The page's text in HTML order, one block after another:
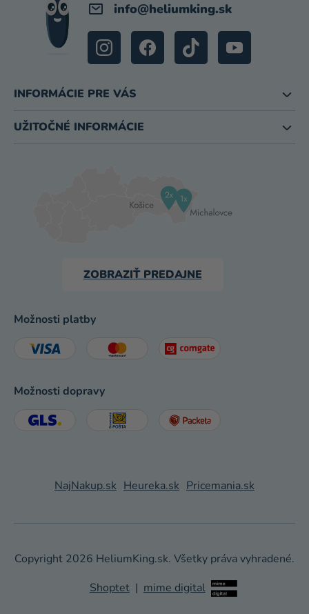
info@heliumking.sk
INFORMÁCIE PRE VÁS
UŽITOČNÉ INFORMÁCIE
ZOBRAZIŤ PREDAJNE
Možnosti platby
Možnosti dopravy
NajNakup.sk Heureka.sk Pricemania.sk
Shoptet | mime digital
Copyright 2026 HeliumKing.sk. Všetky práva vyhradené.